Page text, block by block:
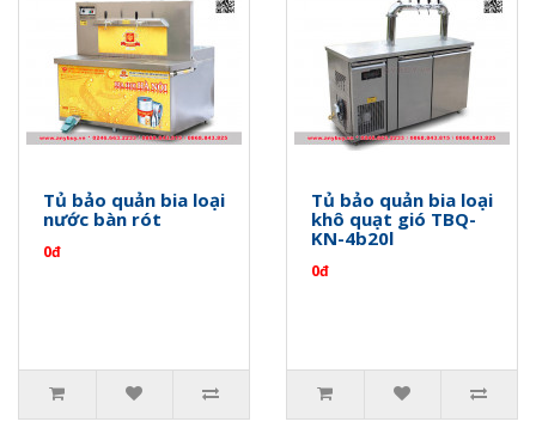
Tủ bảo quản bia loại
nước bàn rót
0đ
Tủ bảo quản bia loại
khô quạt gió TBQ-
KN-4b20l
0đ